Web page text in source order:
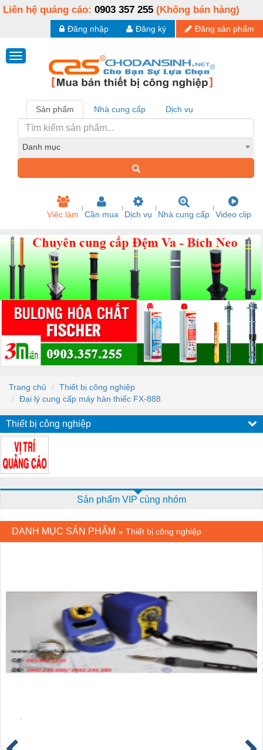
Liên hệ quảng cáo: 0903 357 255 (Không bán hàng)
Đăng sản phẩm
Đăng ký
Đăng nhập
Sản phẩm Nhà cung cấp Dịch vụ
Danh mục
Việc làm Cần mua Dịch vụ Nhà cung cấp Video clip
Trang chủ
Thiết bị công nghiệp
Đại lý cung cấp máy hàn thiếc FX-888
Thiết bị công nghiệp
Sản phẩm VIP cùng nhóm
DANH MỤC SẢN PHẨM » Thiết bị công nghiệp